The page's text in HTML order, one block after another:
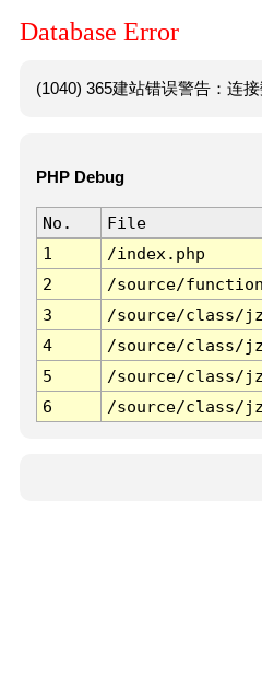
Database Error
(1040) 365建站错误警告：连
PHP Debug
No. File
1
/index.php
2
/source/
3
/source/class/
4
/source/class/
5
/source/class/
6
/source/class/